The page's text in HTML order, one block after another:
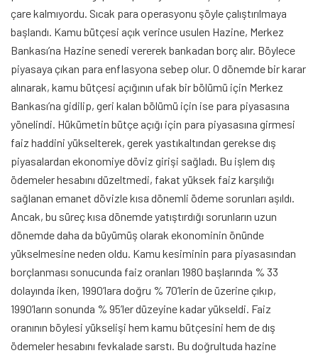
çare kalmıyordu. Sıcak para operasyonu şöyle çalıştırılmaya
başlandı. Kamu bütçesi açık verince usulen Hazine, Merkez
Bankası’na Hazine senedi vererek bankadan borç alır. Böylece
piyasaya çıkan para enflasyona sebep olur. O dönemde bir karar
alınarak, kamu bütçesi açığının ufak bir bölümü için Merkez
Bankası’na gidilip, geri kalan bölümü için ise para piyasasına
yönelindi. Hükümetin bütçe açığı için para piyasasına girmesi
faiz haddini yükselterek, gerek yastıkaltından gerekse dış
piyasalardan ekonomiye döviz girişi sağladı. Bu işlem dış
ödemeler hesabını düzeltmedi, fakat yüksek faiz karşılığı
sağlanan emanet dövizle kısa dönemli ödeme sorunları aşıldı.
Ancak, bu süreç kısa dönemde yatıştırdığı sorunların uzun
dönemde daha da büyümüş olarak ekonominin önünde
yükselmesine neden oldu. Kamu kesiminin para piyasasından
borçlanması sonucunda faiz oranları 1980 başlarında % 33
dolayında iken, 1990’lara doğru % 70’lerin de üzerine çıkıp,
1990’ların sonunda % 95’ler düzeyine kadar yükseldi. Faiz
oranının böylesi yükselişi hem kamu bütçesini hem de dış
ödemeler hesabını fevkalade sarstı. Bu doğrultuda hazine